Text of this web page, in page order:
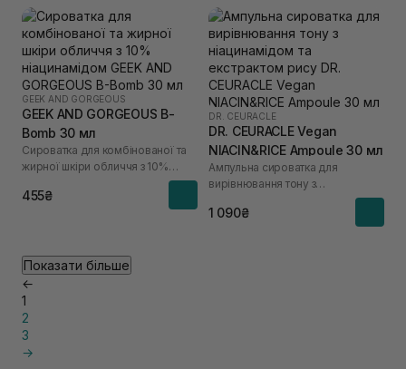
GEEK AND GORGEOUS
GEEK AND GORGEOUS B-
Bomb 30 мл
Сироватка для комбінованої та
жирної шкіри обличчя з 10%
455₴
DR. CEURACLE
DR. CEURACLE Vegan
NIACIN&RICE Ampoule 30 мл
Ампульна сироватка для
вирівнювання тону з
ніацинамідом та екстрактом рису
1 090₴
Показати більше
←
1
2
3
→